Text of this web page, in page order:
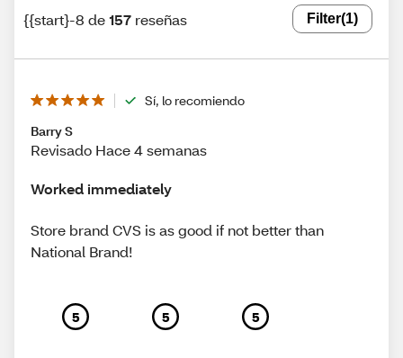
{{start}-8 de157 reseñas Filter(1)
Sí, lo recomiendo
Barry S
Revisado Hace 4 semanas
Worked immediately
Store brand CVS is as good if not better than
National Brand!
5 5 5